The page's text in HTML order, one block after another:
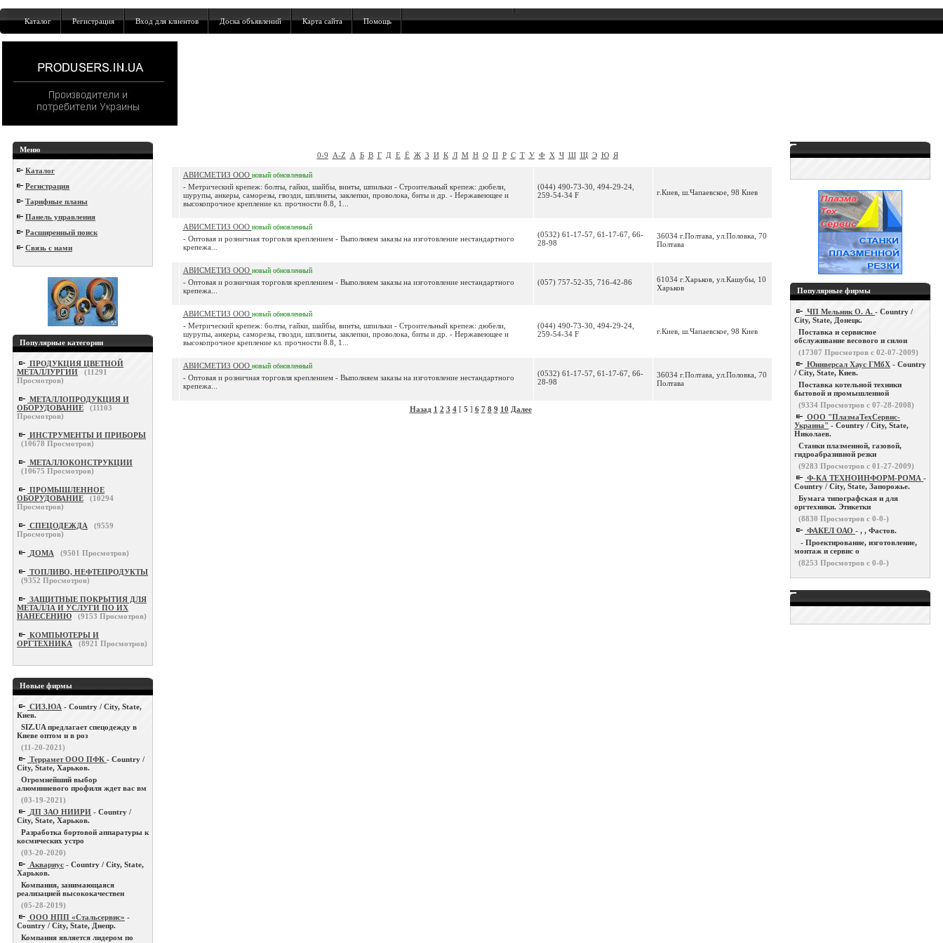
Каталог Регистрация Вход для клиентов Доска объявлений Карта сайта Помощь
Меню
Каталог
Регистрация
Тарифные планы
Панель управления
Расширенный поиск
Связь с нами
Популярные категории
ПРОДУКЦИЯ ЦВЕТНОЙ
МЕТАЛЛУРГИИ
(11291
Просмотров)
МЕТАЛЛОПРОДУКЦИЯ И
ОБОРУДОВАНИЕ
(11103
Просмотров)
ИНСТРУМЕНТЫ И ПРИБОРЫ
(10678 Просмотров)
МЕТАЛЛОКОНСТРУКЦИИ
(10675 Просмотров)
ПРОМЫШЛЕННОЕ
ОБОРУДОВАНИЕ
(10294
Просмотров)
СПЕЦОДЕЖДА (9559
Просмотров)
ДОМА (9501 Просмотров)
ТОПЛИВО, НЕФТЕПРОДУКТЫ
(9352 Просмотров)
ЗАЩИТНЫЕ ПОКРЫТИЯ ДЛЯ
МЕТАЛЛА И УСЛУГИ ПО ИХ
НАНЕСЕНИЮ
(9153 Просмотров)
КОМПЬЮТЕРЫ И
ОРГТЕХНИКА
(8921 Просмотров)
Новые фирмы
СИЗ.ЮА - Country / City, State,
Киев.
SIZ.UA предлагает спецодежду в
Киеве оптом и в роз
(11-20-2021)
Террамет ООО ПФК - Country /
City, State, Харьков.
Огромнейший выбор
алюминиевого профиля ждет вас вм
(03-19-2021)
ДП ЗАО НИИРИ - Country /
City, State, Харьков.
Разработка бортовой аппаратуры к
космических устро
(03-20-2020)
Аквариус - Country / City, State,
Харьков.
Компания, занимающаяся
реализацией высококачествен
(05-28-2019)
ООО НПП «Стальсервис» -
Country / City, State, Днепр.
Компания является лидером по
0-9 A-Z А Б В Г Д Е Ё Ж З И К Л М Н О П Р С Т У Ф Х Ч Ш Щ Э Ю Я
АВИСМЕТИЗ ООО новый обновленный
- Метрический крепеж: болты, гайки, шайбы, винты, шпильки - Строительный крепеж: дюбели,
шурупы, анкеры, саморезы, гвозди, шплинты, заклепки, проволока, биты и др. - Нержавеющее и
высокопрочное крепление кл. прочности 8.8, 1...
(044) 490-73-30, 494-29-24,
259-54-34 F
г.Киев, ш.Чапаевское, 98 Киев
АВИСМЕТИЗ ООО новый обновленный
- Оптовая и розничная торговля креплением - Выполняем заказы на изготовление нестандартного
крепежа...
(0532) 61-17-57, 61-17-67, 66-
28-98
36034 г.Полтава, ул.Половка, 70
Полтава
АВИСМЕТИЗ ООО новый обновленный
- Оптовая и розничная торговля креплением - Выполняем заказы на изготовление нестандартного
крепежа...
(057) 757-52-35, 716-42-86
61034 г.Харьков, ул.Кашубы, 10
Харьков
АВИСМЕТИЗ ООО новый обновленный
- Метрический крепеж: болты, гайки, шайбы, винты, шпильки - Строительный крепеж: дюбели,
шурупы, анкеры, саморезы, гвозди, шплинты, заклепки, проволока, биты и др. - Нержавеющее и
высокопрочное крепление кл. прочности 8.8, 1...
(044) 490-73-30, 494-29-24,
259-54-34 F
г.Киев, ш.Чапаевское, 98 Киев
АВИСМЕТИЗ ООО новый обновленный
- Оптовая и розничная торговля креплением - Выполняем заказы на изготовление нестандартного
крепежа...
(0532) 61-17-57, 61-17-67, 66-
28-98
36034 г.Полтава, ул.Половка, 70
Полтава
Назад 1 2 3 4[ 5 ] 6 7 8 9 10 Далее
Популярные фирмы
ЧП Мельник О. А. - Country /
City, State, Донецк.
Поставка и сервисное
обслуживание весового и силои
(17307 Просмотров с 02-07-2009)
Юниверсал Хаус ГМбХ - Country
/ City, State, Киев.
Поставка котельной техники
бытовой и промышленной
(9334 Просмотров с 07-28-2008)
ООО "ПлазмаТехСервис-
Украина" - Country / City, State,
Николаев.
Станки плазменной, газовой,
гидроабразивной резки
(9283 Просмотров с 01-27-2009)
Ф-КА ТЕХНОИНФОРМ-РОМА -
Country / City, State, Запорожье.
Бумага типографская и для
оргтехники. Этикетки
(8830 Просмотров с 0-0-)
ФАКЕЛ ОАО - , , Фастов.
- Проектирование, изготовление,
монтаж и сервис о
(8253 Просмотров с 0-0-)